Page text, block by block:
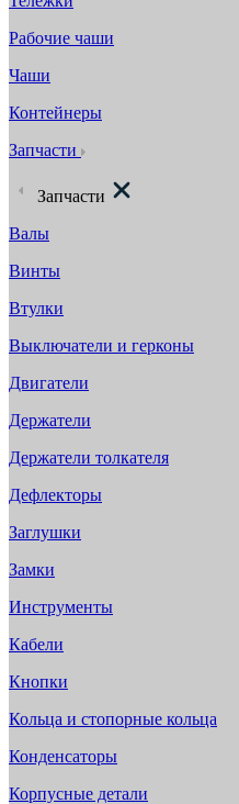
Рабочие чаши
Чаши
Контейнеры
Запчасти
Запчасти
Валы
Винты
Втулки
Выключатели и герконы
Двигатели
Держатели
Держатели толкателя
Дефлекторы
Заглушки
Замки
Инструменты
Кабели
Кнопки
Кольца и стопорные кольца
Конденсаторы
Корпусные детали